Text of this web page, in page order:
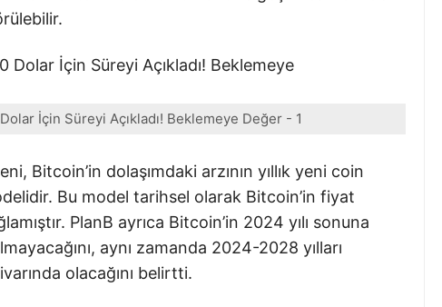
İçin Süreyi Açıkladı! Beklemeye Değer - 1
Bitcoin’in dolaşımdaki arzının yıllık yeni coin
Bu model tarihsel olarak Bitcoin’in fiyat
PlanB ayrıca Bitcoin’in 2024 yılı sonuna
aynı zamanda 2024-2028 yılları
olacağını belirtti.